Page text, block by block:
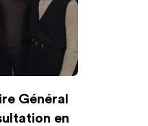
Général
en